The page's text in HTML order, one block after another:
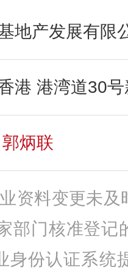
地产发展有限
港 港湾道30
郭炳联
资料变更未
部门核准登记
身份认证系统